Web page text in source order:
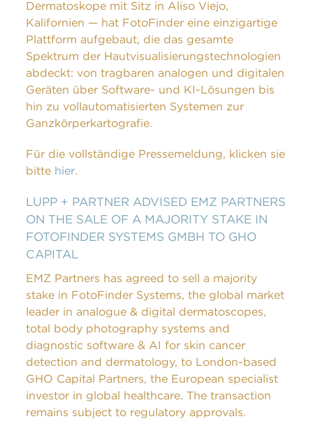
Dermatoskope mit Sitz in Aliso Viejo,
Kalifornien — hat FotoFinder eine einzigartige
Plattform aufgebaut, die das gesamte
Spektrum der Hautvisualisierungstechnologien
abdeckt: von tragbaren analogen und digitalen
Geräten über Software- und KI-Lösungen bis
hin zu vollautomatisierten Systemen zur
Ganzkörperkartografie.
Für die vollständige Pressemeldung, klicken sie
bitte hier.
LUPP + PARTNER ADVISED EMZ PARTNERS
ON THE SALE OF A MAJORITY STAKE IN
FOTOFINDER SYSTEMS GMBH TO GHO
CAPITAL
EMZ Partners has agreed to sell a majority
stake in FotoFinder Systems, the global market
leader in analogue & digital dermatoscopes,
total body photography systems and
diagnostic software & AI for skin cancer
detection and dermatology, to London-based
GHO Capital Partners, the European specialist
investor in global healthcare. The transaction
remains subject to regulatory approvals.